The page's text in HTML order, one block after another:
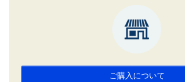
ご購入について